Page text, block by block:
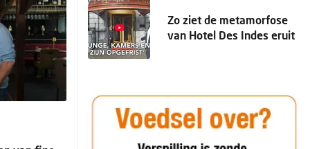
Zo ziet de metamorfose
van Hotel Des Indes eruit